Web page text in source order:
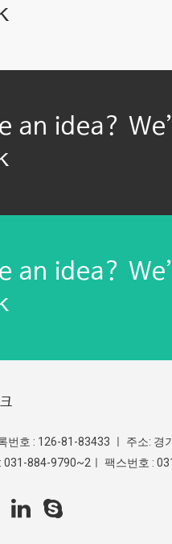
an idea?
an idea?
번호 : 126-81-83433 ㅣ 주소: 경
031-884-9790~2ㅣ 팩스번호 :